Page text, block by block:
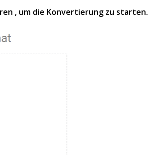
, um die Konvertierung zu starten.